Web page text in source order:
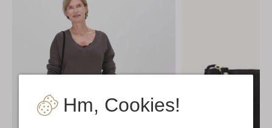
Hm, Cookies!